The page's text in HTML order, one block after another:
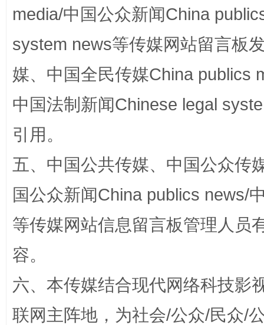
扯下公款旅游的“隐身衣” 如何以
media/中国公众新闻China
system news等传媒网站留言板
媒、中国全民传媒China publics
中国法制新闻Chinese legal
引用。
五、中国公共传媒、中国公众传
国公众新闻China publics news/
等传媒网站信息留言板管理人员
容。
六、本传媒结合现代网络科技影
联网主阵地，为社会/公众/民众/